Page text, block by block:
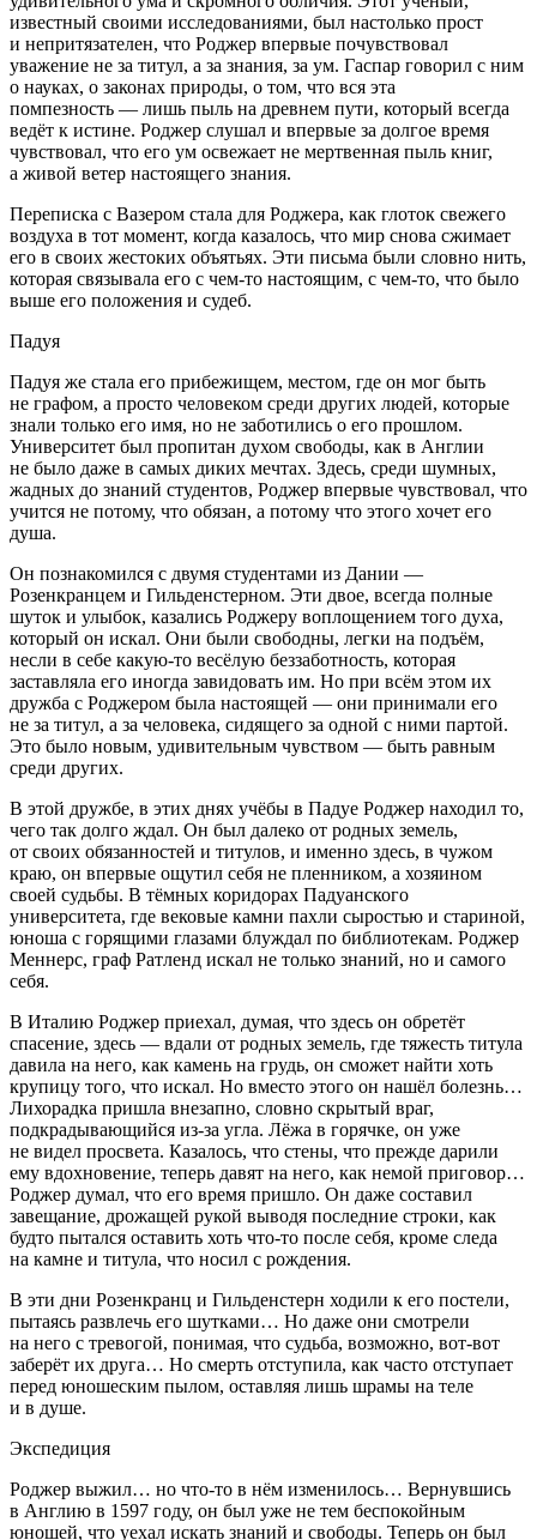
известный своими исследованиями, был настолько прост
и непритязателен, что Роджер впервые почувствовал
уважение не за титул, а за знания, за ум. Гаспар говорил с ним
о науках, о законах природы, о том, что вся эта
помпезность — лишь пыль на древнем пути, который всегда
ведёт к истине. Роджер слушал и впервые за долгое время
чувствовал, что его ум освежает не мертвенная пыль книг,
а живой ветер настоящего знания.
Переписка с Вазером стала для Роджера, как глоток свежего
воздуха в тот момент, когда казалось, что мир снова сжимает
его в своих жестоких объятьях. Эти письма были словно нить,
которая связывала его с чем-то настоящим, с чем-то, что было
выше его положения и судеб.
Падуя
Падуя же стала его прибежищем, местом, где он мог быть
не графом, а просто человеком среди других людей, которые
знали только его имя, но не заботились о его прошлом.
Университет был пропитан духом свободы, как в Англии
не было даже в самых диких мечтах. Здесь, среди шумных,
жадных до знаний студентов, Роджер впервые чувствовал, что
учится не потому, что обязан, а потому что этого хочет его
душа.
Он познакомился с двумя студентами из Дании —
Розенкранцем и Гильденстерном. Эти двое, всегда полные
шуток и улыбок, казались Роджеру воплощением того духа,
который он искал. Они были свободны, легки на подъём,
несли в себе какую-то весёлую беззаботность, которая
заставляла его иногда завидовать им. Но при всём этом их
дружба с Роджером была настоящей — они принимали его
не за титул, а за человека, сидящего за одной с ними партой.
Это было новым, удивительным чувством — быть равным
среди других.
В этой дружбе, в этих днях учёбы в Падуе Роджер находил то,
чего так долго ждал. Он был далеко от родных земель,
от своих обязанностей и титулов, и именно здесь, в чужом
краю, он впервые ощутил себя не пленником, а хозяином
своей судьбы. В тёмных коридорах Падуанского
университета, где вековые камни пахли сыростью и стариной,
юноша с горящими глазами блуждал по библиотекам. Роджер
Меннерс, граф Ратленд искал не только знаний, но и самого
себя.
В Италию Роджер приехал, думая, что здесь он обретёт
спасение, здесь — вдали от родных земель, где тяжесть титула
давила на него, как камень на грудь, он сможет найти хоть
крупицу того, что искал. Но вместо этого он нашёл болезнь…
Лихорадка пришла внезапно, словно скрытый враг,
подкрадывающийся из-за угла. Лёжа в горячке, он уже
не видел просвета. Казалось, что стены, что прежде дарили
ему вдохновение, теперь давят на него, как немой приговор…
Роджер думал, что его время пришло. Он даже составил
завещание, дрожащей рукой выводя последние строки, как
будто пытался оставить хоть что-то после себя, кроме следа
на камне и титула, что носил с рождения.
В эти дни Розенкранц и Гильденстерн ходили к его постели,
пытаясь развлечь его шутками… Но даже они смотрели
на него с тревогой, понимая, что судьба, возможно, вот-вот
заберёт их друга… Но смерть отступила, как часто отступает
перед юношеским пылом, оставляя лишь шрамы на теле
и в душе.
Экспедиция
Роджер выжил… но что-то в нём изменилось… Вернувшись
в Англию в 1597 году, он был уже не тем беспокойным
юношей, что уехал искать знаний и свободы. Теперь он был